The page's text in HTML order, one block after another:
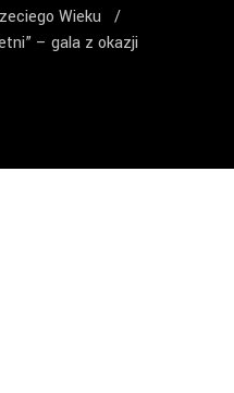
Wieku
/
– gala z okazji